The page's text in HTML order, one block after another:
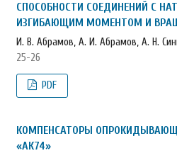
СПОСОБНОСТИ СОЕДИНЕНИЙ С
ИЗГИБАЮЩИМ МОМЕНТОМ И
И. В. Абрамов, А. И. Абрамов, А. Н.
25-26
PDF
КОМПЕНСАТОРЫ
«АК74»